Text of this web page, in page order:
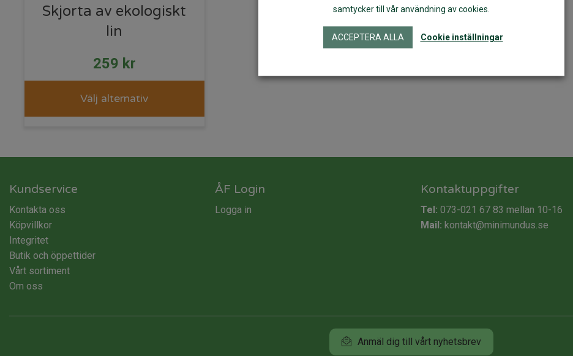
Skjorta av ekologiskt
lin
259 kr
Välj alternativ
Kundservice
Kontakta oss
Köpvillkor
Integritet
Butik och öppettider
Vårt sortiment
Om oss
ÅF Login
Logga in
Kontaktuppgifter
Tel: 073-021 67 83 mellan 10-16
Mail: kontakt@minimundus.se
Anmäl dig till vårt nyhetsbrev
samtycker till vår användning av cookies.
ACCEPTERA ALLA Cookie inställningar